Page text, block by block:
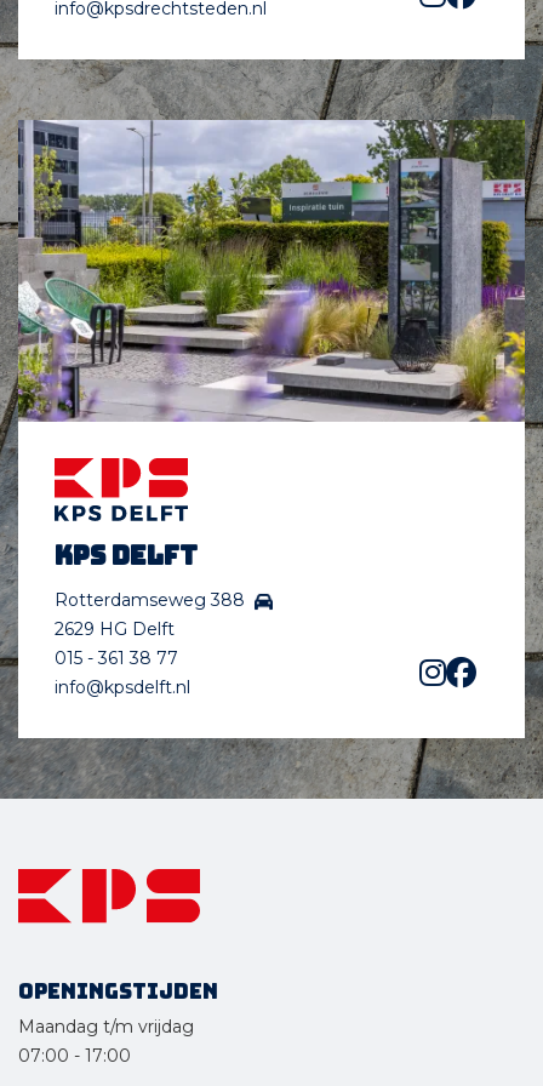
Blokweg 13 2641 PT Pijnacker
info@andrevdeijk.nl
andrevdeijk.nl
R. van Heijningen Aanleg en
Groen
Kattestaart 7 2631 VE Nootdorp
06 - 12874170
info@ruudaanlegengroen.nl
Hanneke Lansdaal Tuinplanten
Gerbrandystraat 1 2672 AH
Naaldwijk
06 - 20505064
info@lansdaaltuinplanten.nl
www.lansdaaltuinplanten.nl
Zandsteeg 68 4255 SJ Nieuwendijk
06 - 27466571
info@williamsgarden.nl
williamsgarden.nl
Hoveniersbedrijf Ad van den Hoven
Alblasserdam
078 - 6913952
Teun van de Graaf
Hoveniersbedrijf
06 - 20276479
info@teunvandegraaf.nl
www.teunvandegraaf.nl
info@kpsdrechtsteden.nl
KPS Delft
Rotterdamseweg 388
2629 HG Delft
015 - 361 38 77
info@kpsdelft.nl
Openingstijden
Maandag t/m vrijdag
07:00 - 17:00